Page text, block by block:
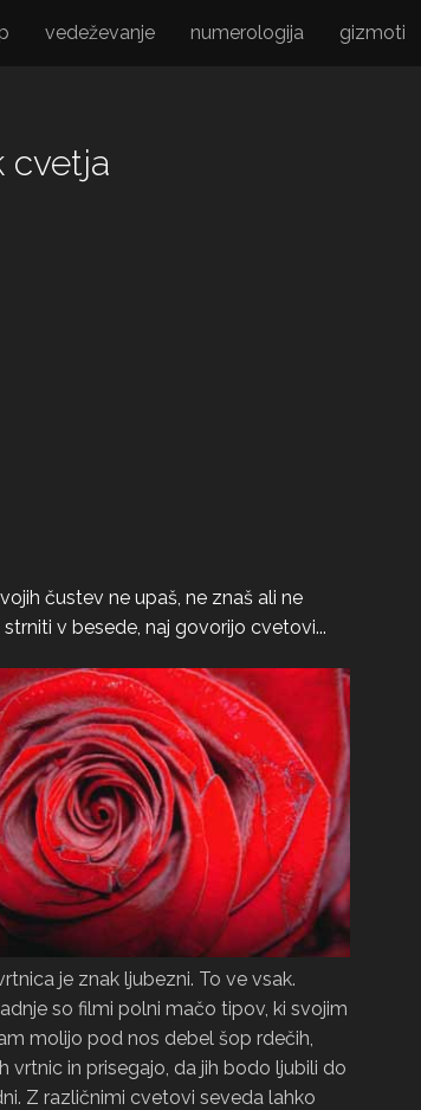
vedeževanje numerologija gizmoti
cvetja
čustev ne upaš, ne znaš ali ne
v besede, naj govorijo cvetovi...
je znak ljubezni. To ve vsak.
so filmi polni mačo tipov, ki svojim
molijo pod nos debel šop rdečih,
vrtnic in prisegajo, da jih bodo ljubili do
Z različnimi cvetovi seveda lahko